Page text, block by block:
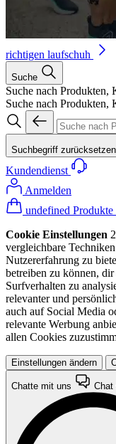
richtigen laufschuh
Suche
Suche nach Produkten,
Suche nach Produkten,
Suchbegriff zurücksetzen
Kundendienst
Anmelden
undefined
Cookie Einstellungen
vergleichbare
Nutzererfahrung zu
betreiben zu können,
Surfverhalten zu
relevanter und
auch auf Social Media
relevante Werbung
allen Cookies
Einstellungen ändern
Chatte mit uns Chat